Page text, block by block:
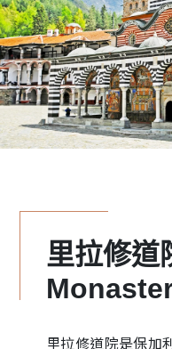
里拉修道
里拉修道院是保加